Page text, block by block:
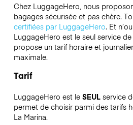
Chez LuggageHero, nous
bagages sécurisée et pas chère.
certifiées par LuggageHero. Et
LuggageHero est le seul service
propose un tarif horaire et
maximale.
Tarif
LuggageHero est le SEULservice
permet de choisir parmi des tarifs
La Marina.